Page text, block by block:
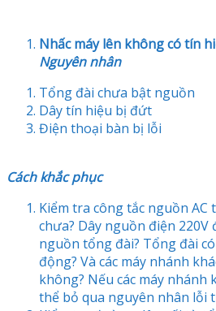
Nhấc máy lên không có tín
Nguyên nhân
Tổng đài chưa bật nguồn
Dây tín hiệu bị đứt
Điện thoại bàn bị lỗi
Cách khắc phục
Kiểm tra công tắc nguồn
chưa? Dây nguồn điện 220V
nguồn tổng đài? Tổng đài
động? Và các máy nhánh
không? Nếu các máy nhánh
thể bỏ qua nguyên nhân lỗi